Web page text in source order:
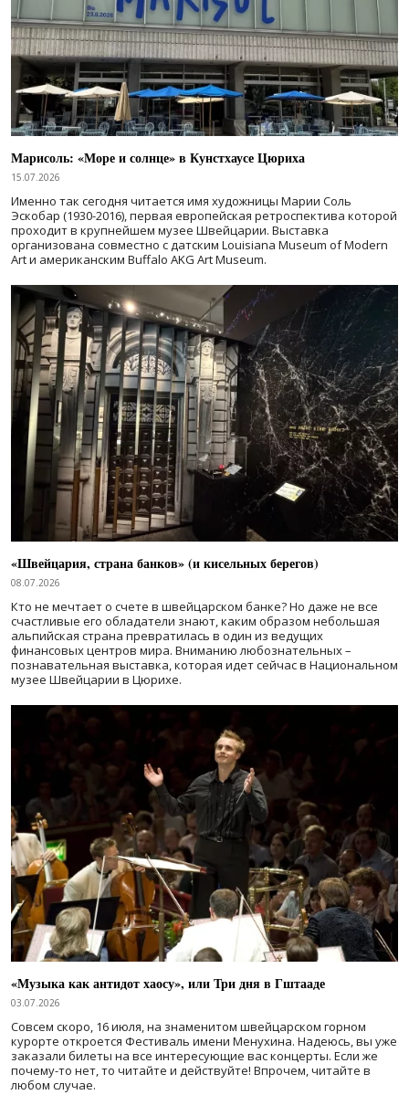
Марисоль: «Море и солнце» в Кунстхаусе Цюриха
15.07.2026
Именно так сегодня читается имя художницы Марии Соль
Эскобар (1930-2016), первая европейская ретроспектива которой
проходит в крупнейшем музее Швейцарии. Выставка
организована совместно с датским Louisiana Museum of Modern
Art и американским Buffalo AKG Art Museum.
«Швейцария, страна банков» (и кисельных берегов)
08.07.2026
Кто не мечтает о счете в швейцарском банке? Но даже не все
счастливые его обладатели знают, каким образом небольшая
альпийская страна превратилась в один из ведущих
финансовых центров мира. Вниманию любознательных –
познавательная выставка, которая идет сейчас в Национальном
музее Швейцарии в Цюрихе.
«Музыка как антидот хаосу», или Три дня в Гштааде
03.07.2026
Совсем скоро, 16 июля, на знаменитом швейцарском горном
курорте откроется Фестиваль имени Менухина. Надеюсь, вы уже
заказали билеты на все интересующие вас концерты. Если же
почему-то нет, то читайте и действуйте! Впрочем, читайте в
любом случае.